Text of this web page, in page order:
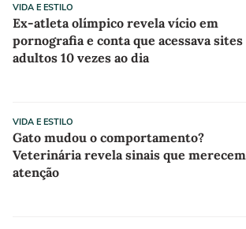
VIDA E ESTILO
Ex-atleta olímpico revela vício em
pornografia e conta que acessava sites
adultos 10 vezes ao dia
VIDA E ESTILO
Gato mudou o comportamento?
Veterinária revela sinais que merecem
atenção